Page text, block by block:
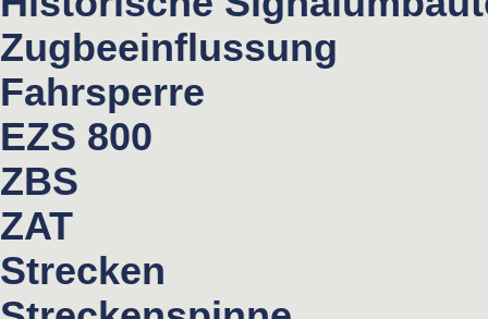
Zugbeeinflussung
Fahrsperre
EZS 800
ZBS
ZAT
Strecken